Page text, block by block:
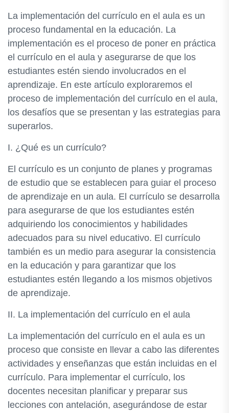
La implementación del currículo en el aula es un
proceso fundamental en la educación. La
implementación es el proceso de poner en práctica
el currículo en el aula y asegurarse de que los
estudiantes estén siendo involucrados en el
aprendizaje. En este artículo exploraremos el
proceso de implementación del currículo en el aula,
los desafíos que se presentan y las estrategias para
superarlos.
I. ¿Qué es un currículo?
El currículo es un conjunto de planes y programas
de estudio que se establecen para guiar el proceso
de aprendizaje en un aula. El currículo se desarrolla
para asegurarse de que los estudiantes estén
adquiriendo los conocimientos y habilidades
adecuados para su nivel educativo. El currículo
también es un medio para asegurar la consistencia
en la educación y para garantizar que los
estudiantes estén llegando a los mismos objetivos
de aprendizaje.
II. La implementación del currículo en el aula
La implementación del currículo en el aula es un
proceso que consiste en llevar a cabo las diferentes
actividades y enseñanzas que están incluidas en el
currículo. Para implementar el currículo, los
docentes necesitan planificar y preparar sus
lecciones con antelación, asegurándose de estar